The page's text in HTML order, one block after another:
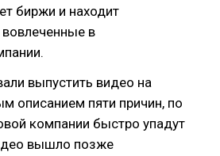
биржи и находит
в
выпустить видео на
описанием пяти причин, по
компании быстро упадут
вышло позже